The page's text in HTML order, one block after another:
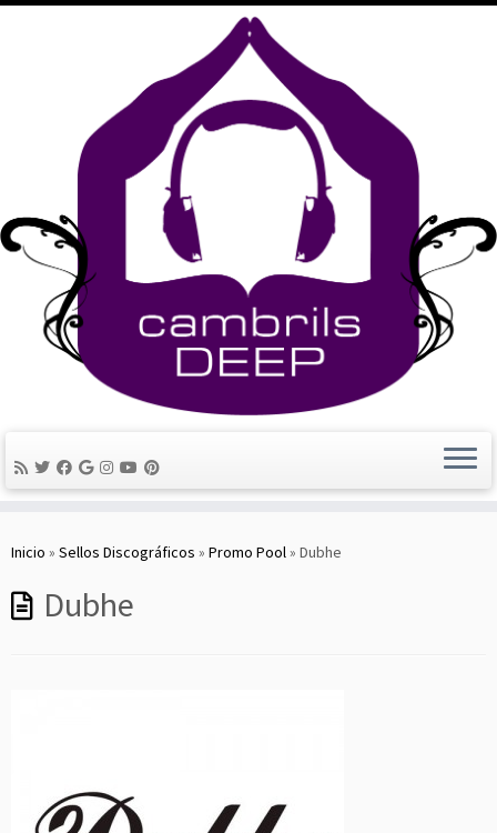
Inicio » Sellos Discográficos » Promo Pool» Dubhe
Dubhe